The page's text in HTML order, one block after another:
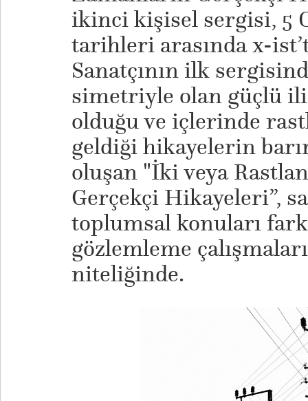
ikinci kişisel sergisi, 5
tarihleri arasında x-
Sanatçının ilk
simetriyle olan güçlü
olduğu ve içlerinde
geldiği hikayelerin
oluşan "İki veya
Gerçekçi Hikayeleri”,
toplumsal konuları
gözlemleme
niteliğinde.